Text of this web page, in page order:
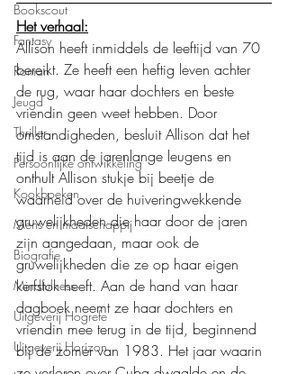
Bookscout
Fantasy
Roman
Jeugd
Thriller
Persoonlijke ontwikkeling
Kookboeken
Mens en maatschappij
Biografie
Mindfulness
Uitgeverij Hogrefe
Uitgeverij Horizon
Het verhaal:
Allison heeft inmiddels de leeftijd van 70
bereikt. Ze heeft een heftig leven achter
de rug, waar haar dochters en beste
vriendin geen weet hebben. Door
omstandigheden, besluit Allison dat het
tijd is aan de jarenlange leugens en
onthult Allison stukje bij beetje de
waarheid over de huiveringwekkende
gruwelijkheden die haar door de jaren
zijn aangedaan, maar ook de
gruwelijkheden die ze op haar eigen
kerfstok heeft. Aan de hand van haar
dagboek neemt ze haar dochters en
vriendin mee terug in de tijd, beginnend
bij de zomer van 1983. Het jaar waarin